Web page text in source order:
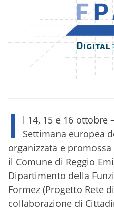
I
l 14, 15 e 16 ottobre
Settimana europea
organizzata e
il Comune di Reggio
Dipartimento della
Formez (Progetto Rete
collaborazione di